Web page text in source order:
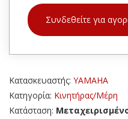
Συνδεθείτε για
Κατασκευαστής: YAMAHA
Κατηγορία: Κινητήρας/Μέρη
Κατάσταση: